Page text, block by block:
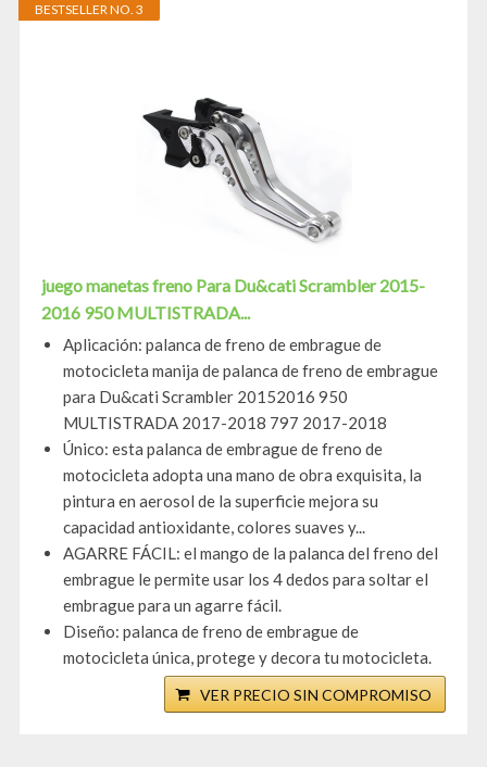
BESTSELLER NO. 3
juego manetas freno Para Du&cati Scrambler 2015-
2016 950 MULTISTRADA...
Aplicación: palanca de freno de embrague de
motocicleta manija de palanca de freno de embrague
para Du&cati Scrambler 20152016 950
MULTISTRADA 2017-2018 797 2017-2018
Único: esta palanca de embrague de freno de
motocicleta adopta una mano de obra exquisita, la
pintura en aerosol de la superficie mejora su
capacidad antioxidante, colores suaves y...
AGARRE FÁCIL: el mango de la palanca del freno del
embrague le permite usar los 4 dedos para soltar el
embrague para un agarre fácil.
Diseño: palanca de freno de embrague de
motocicleta única, protege y decora tu motocicleta.
VER PRECIO SIN COMPROMISO